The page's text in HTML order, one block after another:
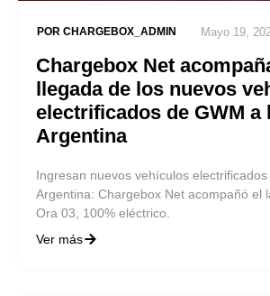
POR CHARGEBOX_ADMIN Mayo 19,
Chargebox Net
llegada de los nuevos
electrificados de GWM a
Argentina
Ingresan nuevos vehículos
Argentina: Chargebox Net acompañó el
Ora 03, 100% eléctrico.
Ver más